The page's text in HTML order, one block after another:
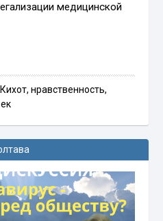
медицинской
Кихот, нравственность,